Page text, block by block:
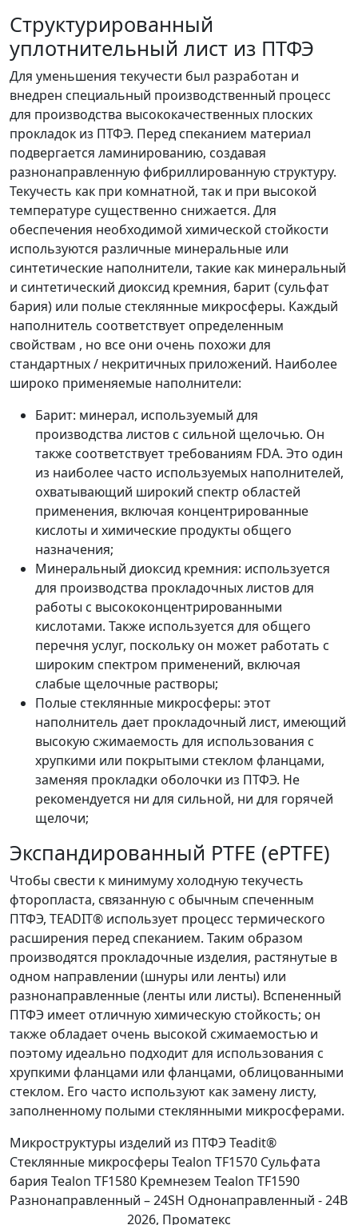
Структурированный
уплотнительный лист из ПТФЭ
Для уменьшения текучести был разработан и
внедрен специальный производственный процесс
для производства высококачественных плоских
прокладок из ПТФЭ. Перед спеканием материал
подвергается ламинированию, создавая
разнонаправленную фибриллированную структуру.
Текучесть как при комнатной, так и при высокой
температуре существенно снижается. Для
обеспечения необходимой химической стойкости
используются различные минеральные или
синтетические наполнители, такие как минеральный
и синтетический диоксид кремния, барит (сульфат
бария) или полые стеклянные микросферы. Каждый
наполнитель соответствует определенным
свойствам , но все они очень похожи для
стандартных / некритичных приложений. Наиболее
широко применяемые наполнители:
Барит: минерал, используемый для
производства листов с сильной щелочью. Он
также соответствует требованиям FDA. Это один
из наиболее часто используемых наполнителей,
охватывающий широкий спектр областей
применения, включая концентрированные
кислоты и химические продукты общего
назначения;
Минеральный диоксид кремния: используется
для производства прокладочных листов для
работы с высококонцентрированными
кислотами. Также используется для общего
перечня услуг, поскольку он может работать с
широким спектром применений, включая
слабые щелочные растворы;
Полые стеклянные микросферы: этот
наполнитель дает прокладочный лист, имеющий
высокую сжимаемость для использования с
хрупкими или покрытыми стеклом фланцами,
заменяя прокладки оболочки из ПТФЭ. Не
рекомендуется ни для сильной, ни для горячей
щелочи;
Экспандированный PTFE (ePTFE)
Чтобы свести к минимуму холодную текучесть
фторопласта, связанную с обычным спеченным
ПТФЭ, TEADIT® использует процесс термического
расширения перед спеканием. Таким образом
производятся прокладочные изделия, растянутые в
одном направлении (шнуры или ленты) или
разнонаправленные (ленты или листы). Вспененный
ПТФЭ имеет отличную химическую стойкость; он
также обладает очень высокой сжимаемостью и
поэтому идеально подходит для использования с
хрупкими фланцами или фланцами, облицованными
стеклом. Его часто используют как замену листу,
заполненному полыми стеклянными микросферами.
Микроструктуры изделий из ПТФЭ Teadit®
Стеклянные микросферы Tealon TF1570 Сульфата
бария Tealon TF1580 Кремнезем Tealon TF1590
Разнонаправленный – 24SH Однонаправленный - 24В
2026, Проматекс